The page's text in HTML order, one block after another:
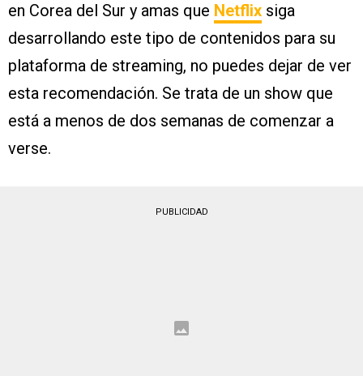
en Corea del Sur y amas que Netflix siga
desarrollando este tipo de contenidos para su
plataforma de streaming, no puedes dejar de ver
esta recomendación. Se trata de un show que
está a menos de dos semanas de comenzar a
verse.
PUBLICIDAD